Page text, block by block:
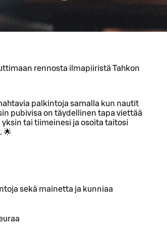
rennosta ilmapiiristä Tahkon
palkintoja samalla kun nautit
pubivisa on täydellinen tapa viettää
tai tiimeinesi ja osoita taitosi
🌟
sekä mainetta ja kunniaa